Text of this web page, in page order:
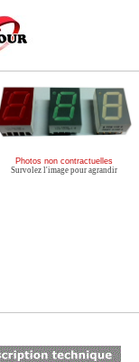
Photos non contractuelles
Survolez l'image pour agrandir